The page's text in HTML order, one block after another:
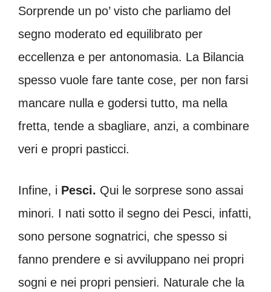
Sorprende un po’ visto che parliamo del
segno moderato ed equilibrato per
eccellenza e per antonomasia. La Bilancia
spesso vuole fare tante cose, per non farsi
mancare nulla e godersi tutto, ma nella
fretta, tende a sbagliare, anzi, a combinare
veri e propri pasticci.
Infine, i Pesci. Qui le sorprese sono assai
minori. I nati sotto il segno dei Pesci, infatti,
sono persone sognatrici, che spesso si
fanno prendere e si avviluppano nei propri
sogni e nei propri pensieri. Naturale che la